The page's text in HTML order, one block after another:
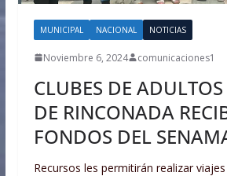
MUNICIPAL NACIONAL NOTICIAS
Noviembre 6, 2024 comunicaciones1
CLUBES DE
DE RINCONADA
FONDOS DEL
Recursos les permitirán realizar